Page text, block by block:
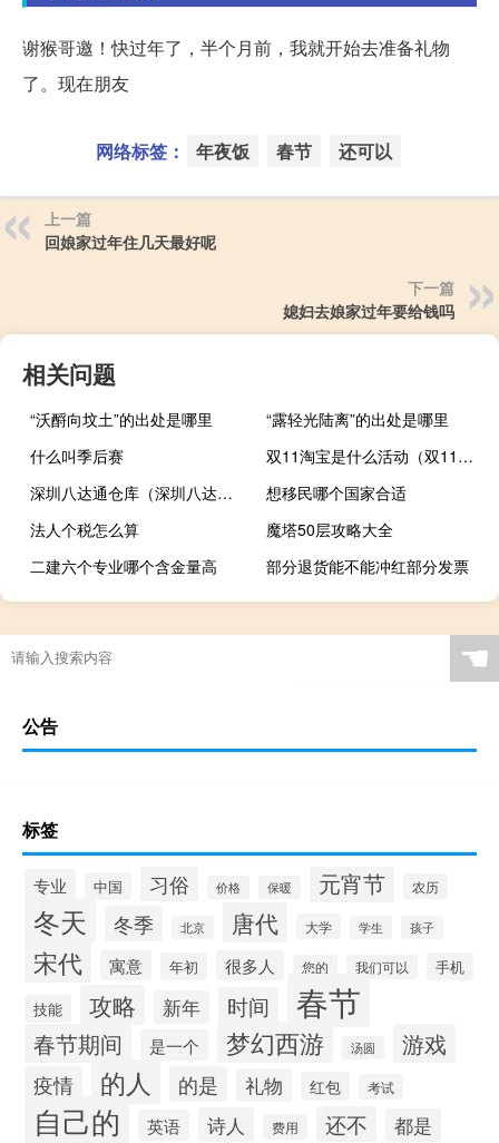
谢猴哥邀！快过年了，半个月前，我就开始去准备礼物
了。现在朋友
网络标签： 年夜饭 春节 还可以
上一篇
回娘家过年住几天最好呢
下一篇
媳妇去娘家过年要给钱吗
相关问题
“沃酹向坟土”的出处是哪里
“露轻光陆离”的出处是哪里
什么叫季后赛
双11淘宝是什么活动（双11淘宝）
深圳八达通仓库（深圳八达仓无纸化通关系统）
想移民哪个国家合适
法人个税怎么算
魔塔50层攻略大全
二建六个专业哪个含金量高
部分退货能不能冲红部分发票
☚
公告
标签
专业 中国 习俗 价格 保暖 元宵节 农历
冬天 冬季 北京 唐代 大学 学生 孩子
宋代 寓意 年初 很多人 您的 我们可以
手机
技能
攻略 新年 时间 春节
春节期间 是一个 梦幻西游 汤圆 游戏
疫情 的人 的是 礼物 红包 考试
自己的 英语 诗人 费用 还不 都是